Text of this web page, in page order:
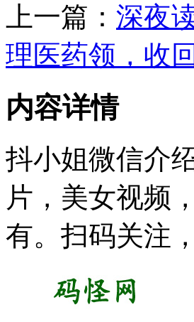
上一篇： 深夜
理医药领，收
内容详情
抖小姐微信介
片，美女视频
有。扫码关注